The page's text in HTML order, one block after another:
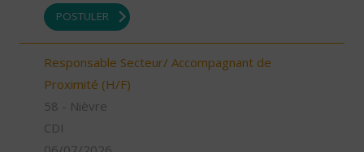
POSTULER
Responsable Secteur/ Accompagnant de
Proximité (H/F)
58 - Nièvre
CDI